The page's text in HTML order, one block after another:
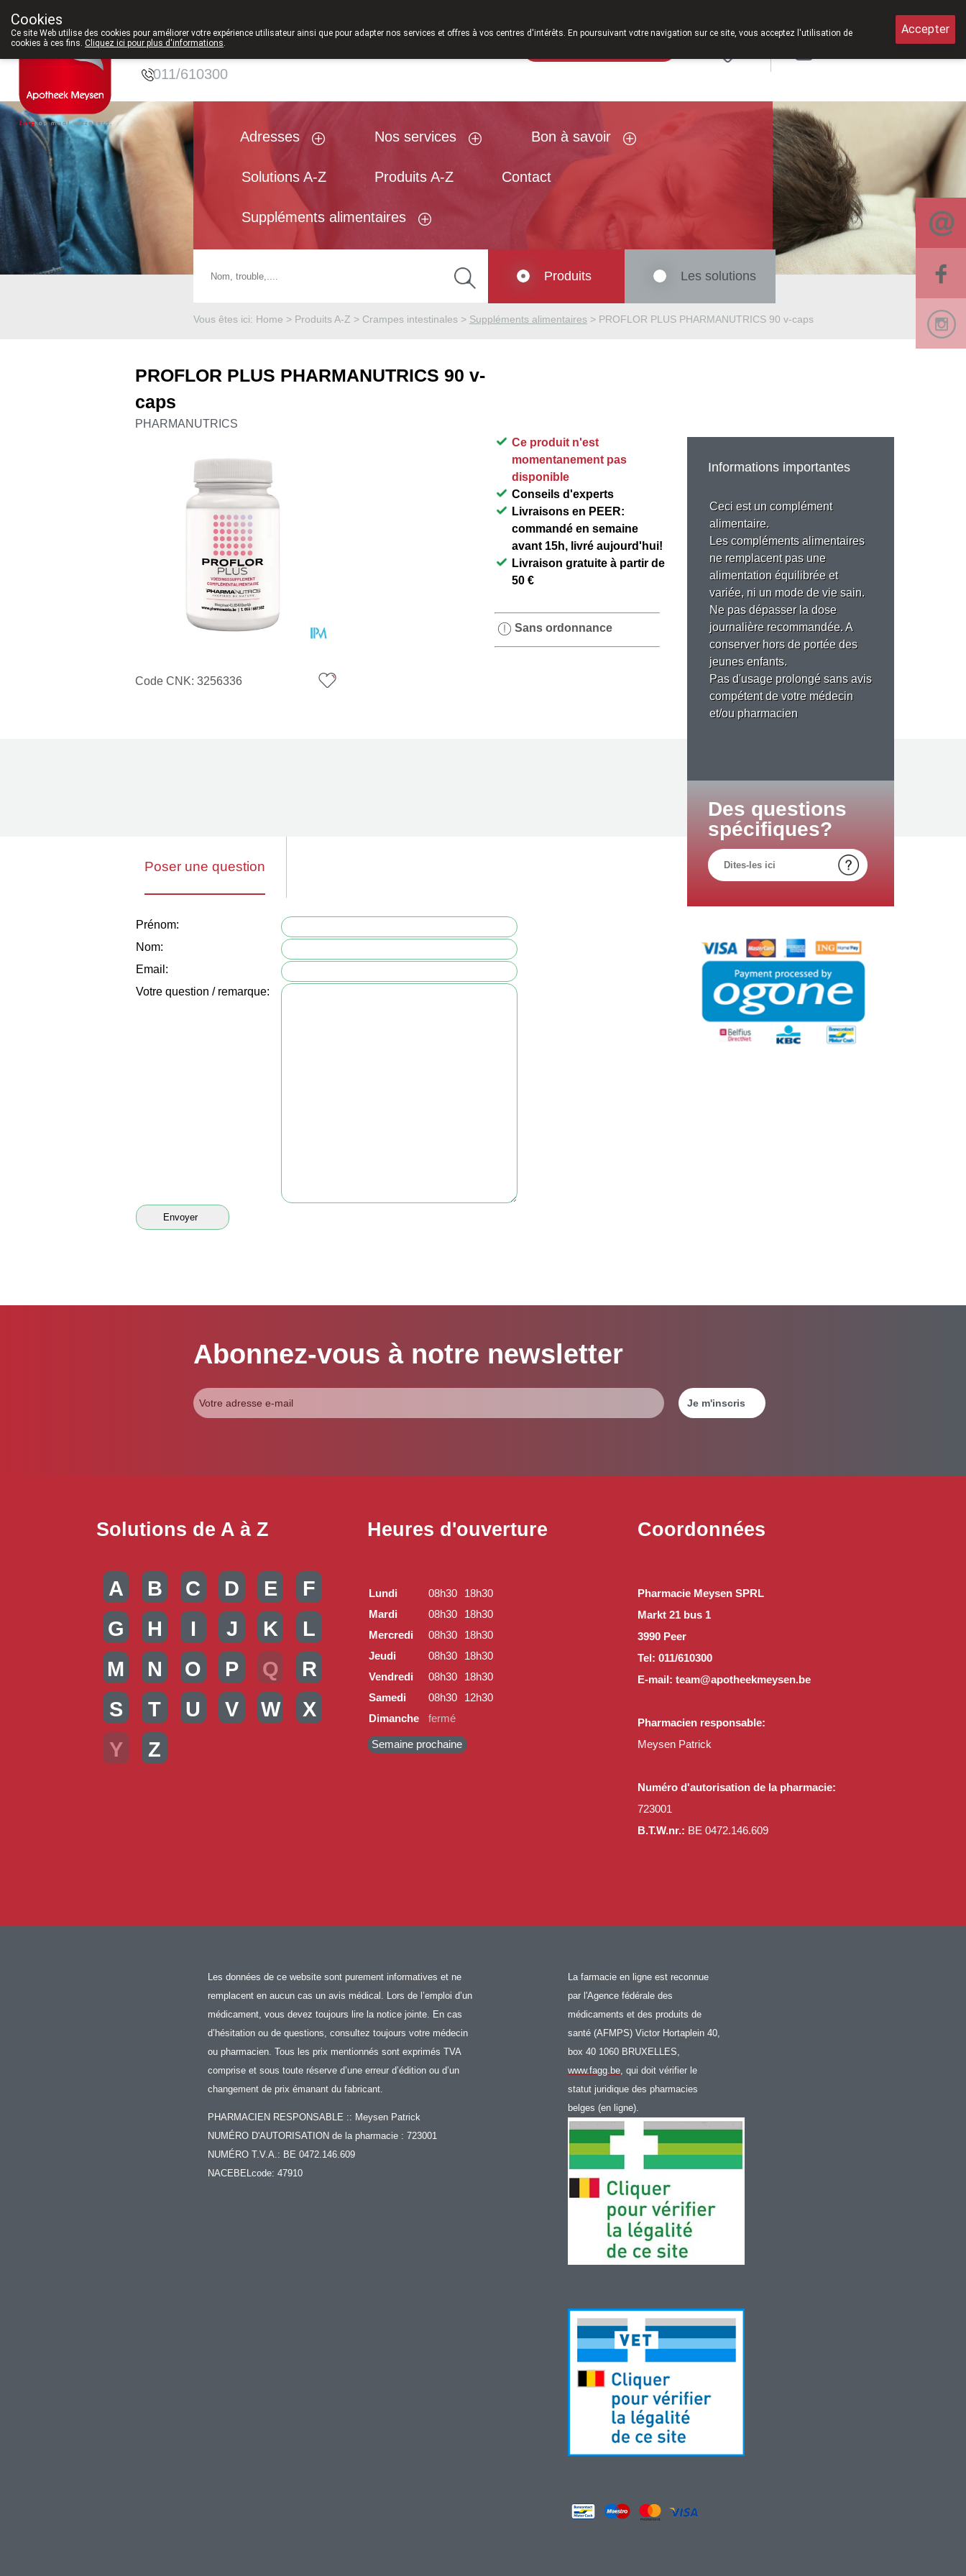
Pharmacie
Meysen SPRL
011/610300
Adresses Nos services Bon à savoir
Solutions A-Z Produits A-Z Contact
Suppléments alimentaires
Vous êtes ici: Home > Produits A-Z > Crampes intestinales > Suppléments alimentaires > PROFLOR PLUS PHARMANUTRICS 90 v-caps
Produits Les solutions
PROFLOR PLUS PHARMANUTRICS 90 v-
caps
PHARMANUTRICS
Code CNK:3256336
Ce produit n'est
momentanement pas
disponible
Conseils d'experts
Livraisons en PEER:
commandé en semaine
avant 15h, livré aujourd'hui!
Livraison gratuite à partir de
50 €
Sans ordonnance
Informations importantes
Ceci est un complément
alimentaire.
Les compléments alimentaires
ne remplacent pas une
alimentation équilibrée et
variée, ni un mode de vie sain.
Ne pas dépasser la dose
journalière recommandée. A
conserver hors de portée des
jeunes enfants.
Pas d'usage prolongé sans avis
compétent de votre médecin
et/ou pharmacien
Des questions
spécifiques?
Poser une question
Prénom:
Nom:
Email:
Votre question / remarque:
Abonnez-vous à notre newsletter
Solutions de A à Z
A B C D E
F
G
H I J K
L
M
N O P Q
R
S
T U V W
X
Y
Z
Heures d'ouverture
Lundi 08h30
18h30
Mardi
08h30
18h30
Mercredi
08h30
18h30
Jeudi
08h30
18h30
Vendredi
08h30
18h30
Samedi
08h30
12h30
Dimanche
fermé
Semaine prochaine
Coordonnées
Pharmacie Meysen SPRL
Markt 21 bus 1
3990 Peer
Tel: 011/610300
E-mail: team@apotheekmeysen.be
Pharmacien responsable:
Meysen Patrick
Numéro d'autorisation de la pharmacie:
723001
B.T.W.nr.: BE 0472.146.609
Les données de ce website sont purement informatives et ne
remplacent en aucun cas un avis médical. Lors de l’emploi d’un
médicament, vous devez toujours lire la notice jointe. En cas
d’hésitation ou de questions, consultez toujours votre médecin
ou pharmacien. Tous les prix mentionnés sont exprimés TVA
comprise et sous toute réserve d’une erreur d’édition ou d’un
changement de prix émanant du fabricant.
PHARMACIEN RESPONSABLE :: Meysen Patrick
NUMÉRO D'AUTORISATION de la pharmacie : 723001
NUMÉRO T.V.A.: BE 0472.146.609
NACEBELcode: 47910
La farmacie en ligne est reconnue
par l'Agence fédérale des
médicaments et des produits de
santé (AFMPS) Victor Hortaplein 40,
box 40 1060 BRUXELLES,
www.fagg.be , qui doit vérifier le
statut juridique des pharmacies
belges (en ligne).
Cookies
Ce site Web utilise des cookies pour améliorer votre expérience utilisateur ainsi que pour adapter nos services et offres à vos centres d'intérêts. En poursuivant votre navigation sur ce site, vous acceptez l'utilisation de
cookies à ces fins. Cliquez ici pour plus d'informations.
Accepter